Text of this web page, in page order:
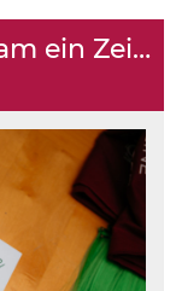
Green Hair Day: Gemeinsam ein Zeichen setzen